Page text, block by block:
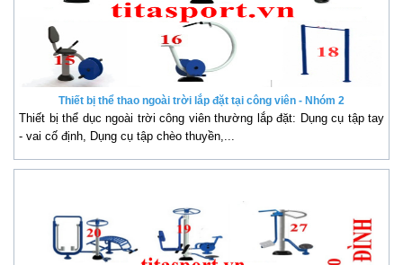
Thiết bị thể thao ngoài trời lắp đặt tại công viên - Nhóm 2
Thiết bị thể dục ngoài trời công viên thường lắp đặt: Dụng cụ tập tay
- vai cố định, Dụng cụ tập chèo thuyền,...